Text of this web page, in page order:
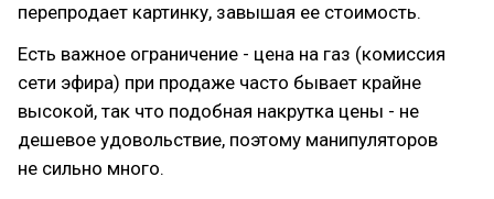
перепродает картинку, завышая ее стоимость.
Есть важное ограничение - цена на газ (комиссия
сети эфира) при продаже часто бывает крайне
высокой, так что подобная накрутка цены - не
дешевое удовольствие, поэтому манипуляторов
не сильно много.